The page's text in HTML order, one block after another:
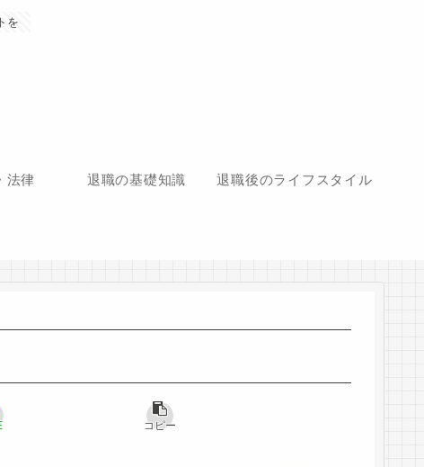
を
法律 退職の基礎知識 退職後のライフスタイル
コピー